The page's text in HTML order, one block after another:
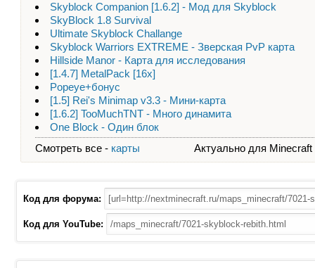
Skyblock Companion [1.6.2] - Мод для Skyblock
SkyBlock 1.8 Survival
Ultimate Skyblock Challange
Skyblock Warriors EXTREME - Зверская PvP карта
Hillside Manor - Карта для исследования
[1.4.7] MetalPack [16x]
Popeye+бонус
[1.5] Rei's Minimap v3.3 - Мини-карта
[1.6.2] TooMuchTNT - Много динамита
One Block - Один блок
Смотреть все - карты Актуально для
Код для форума:
Код для YouTube: